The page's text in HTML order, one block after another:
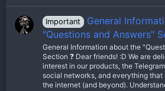
Important
General
"Questions and Answers"
General Information about the
Section ❓ Dear friends! :D We are
interest in our products, the
social networks, and everything
the internet (and beyond).